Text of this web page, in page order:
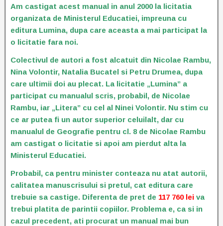
Am castigat acest manual in anul 2000 la licitatia
organizata de Ministerul Educatiei, impreuna cu
editura Lumina, dupa care aceasta a mai participat la
o licitatie fara noi.
Colectivul de autori a fost alcatuit din Nicolae Rambu,
Nina Volontir, Natalia Bucatel si Petru Drumea, dupa
care ultimii doi au plecat. La licitatie „Lumina” a
participat cu manualul scris, probabil, de Nicolae
Rambu, iar „Litera” cu cel al Ninei Volontir. Nu stim cu
ce ar putea fi un autor superior celuilalt, dar cu
manualul de Geografie pentru cl. 8 de Nicolae Rambu
am castigat o licitatie si apoi am pierdut alta la
Ministerul Educatiei.
Probabil, ca pentru minister conteaza nu atat autorii,
calitatea manuscrisului si pretul, cat editura care
trebuie sa castige. Diferenta de pret de 117 760 lei va
trebui platita de parintii copiilor. Problema e, ca si in
cazul precedent, ati procurat un manual mai bun